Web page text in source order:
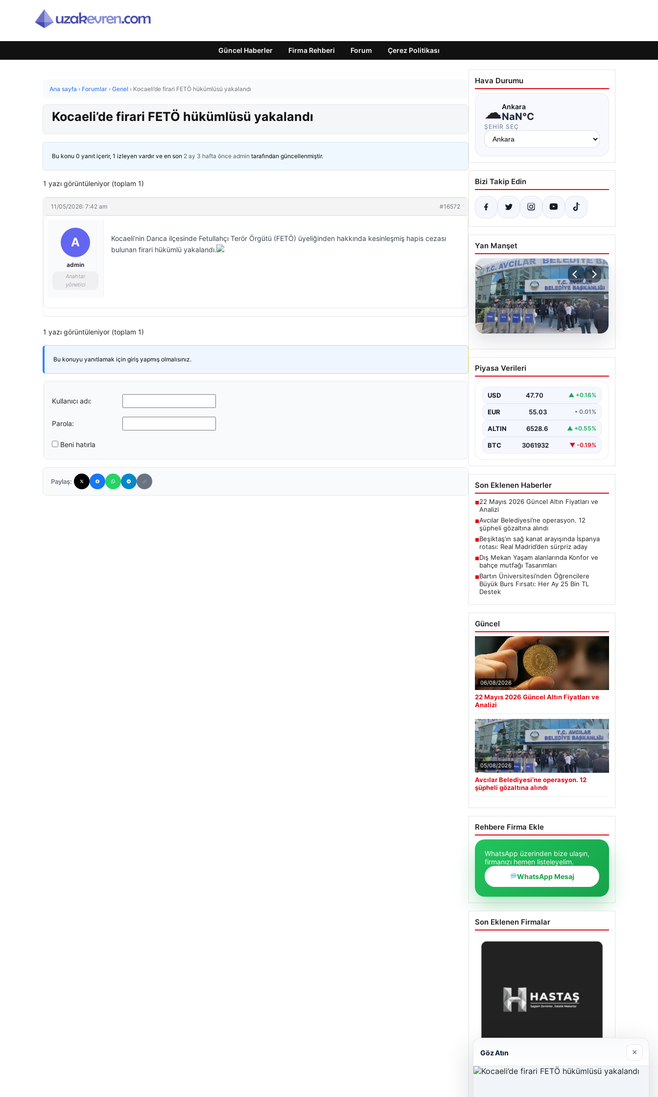
Güncel Haberler Firma Rehberi Forum Çerez Politikası
Ana sayfa › Forumlar › Genel › Kocaeli’de firari FETÖ hükümlüsü yakalandı
Kocaeli’de firari FETÖ hükümlüsü yakalandı
Bu konu 0 yanıt içerir, 1 izleyen vardır ve en son 2 ay 3 hafta önce admin tarafından güncellenmiştir.
1 yazı görüntüleniyor (toplam 1)
11/05/2026: 7:42 am #16572
A
admin
Anahtar
yönetici
Kocaeli’nin Darıca ilçesinde Fetullahçı Terör Örgütü (FETÖ) üyeliğinden hakkında kesinleşmiş hapis cezası
bulunan firari hükümlü yakalandı.
1 yazı görüntüleniyor (toplam 1)
Bu konuyu yanıtlamak için giriş yapmış olmalısınız.
Kullanıcı adı:
Parola:
Beni hatırla
Paylaş:
Hava Durumu
☁Ankara
NaN°C
ŞEHIR SEÇ
Bizi Takip Edin
Yan Manşet
Avcılar Belediyesi’ne
operasyon. 12 şüpheli
Piyasa Verileri
USD 47.70 ▲ +0.16%
EUR 55.03 • 0.01%
ALTIN 6528.6 ▲ +0.55%
BTC 3061932 ▼ -0.19%
Son Eklenen Haberler
■22 Mayıs 2026 Güncel Altın Fiyatları ve
Analizi
■Avcılar Belediyesi’ne operasyon. 12
şüpheli gözaltına alındı
■Beşiktaş’ın sağ kanat arayışında İspanya
rotası: Real Madrid’den sürpriz aday
■Dış Mekan Yaşam alanlarında Konfor ve
bahçe mutfağı Tasarımları
■Bartın Üniversitesi’nden Öğrencilere
Büyük Burs Fırsatı: Her Ay 25 Bin TL
Destek
Güncel
06/08/2026
22 Mayıs 2026 Güncel Altın Fiyatları ve
Analizi
05/08/2026
Avcılar Belediyesi’ne operasyon. 12
şüpheli gözaltına alındı
Rehbere Firma Ekle
WhatsApp üzerinden bize ulaşın,
firmanızı hemen listeleyelim.
WhatsApp Mesaj
Son Eklenen Firmalar
Göz Atın ×